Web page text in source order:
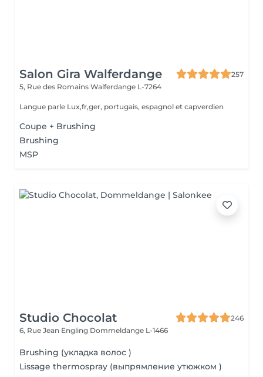
Salon Gira Walferdange
257
5, Rue des Romains Walferdange L-7264
Langue parle Lux,fr,ger, portugais, espagnol et capverdien
Coupe + Brushing
Brushing
MSP
Studio Chocolat
246
6, Rue Jean Engling Dommeldange L-1466
Brushing (укладка волос )
Lissage thermospray (выпрямление утюжком )